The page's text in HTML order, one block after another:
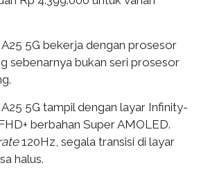
5G bekerja dengan prosesor
sebenarnya bukan seri prosesor
5G tampil dengan layar Infinity-
berbahan Super AMOLED.
120Hz, segala transisi di layar
halus.